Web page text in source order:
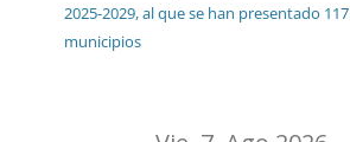
2025-2029, al que se han presentado 117
municipios